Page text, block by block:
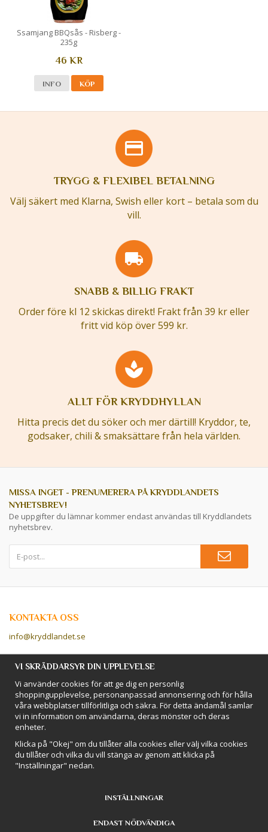
Ssamjang BBQsås - Risberg -
235g
46 KR
INFO KÖP
TRYGG & FLEXIBEL BETALNING
Välj säkert med Klarna, Swish eller kort – betala som du
vill.
SNABB & BILLIG FRAKT
Order före kl 12 skickas direkt! Frakt från 39 kr eller
fritt vid köp över 599 kr.
ALLT FÖR KRYDDHYLLAN
Hitta precis det du söker och mer därtill! Kryddor, te,
godsaker, chili & smaksättare från hela världen.
MISSA INGET - PRENUMERERA PÅ KRYDDLANDETS
NYHETSBREV!
De uppgifter du lämnar kommer endast användas till Kryddlandets
nyhetsbrev.
KONTAKTA OSS
info@kryddlandet.se
Följ oss på Facebook!
Följ oss på Instagram!
BETALSÄTT
Hos Kryddlandet handlar du tryggt & säkert - och betalar enkelt med
kort, Klarna eller swish!
VI SKRÄDDARSYR DIN UPPLEVELSE
Vi använder cookies för att ge dig en personlig
shoppingupplevelse, personanpassad annonsering och för hålla
våra webbplatser tillförlitliga och säkra. För detta ändamål samlar
vi in information om användarna, deras mönster och deras
enheter.
Klicka på "Okej" om du tillåter alla cookies eller välj vilka cookies
du tillåter och vilka du vill stänga av genom att klicka på
"Inställningar" nedan.
INSTÄLLNINGAR
ENDAST NÖDVÄNDIGA